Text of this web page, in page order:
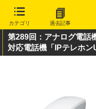
カテゴリ 過去記事
第289回：アナログ電話
対応電話機「IPテレホン